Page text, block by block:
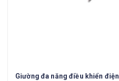
Giường đa năng điều khiển điện